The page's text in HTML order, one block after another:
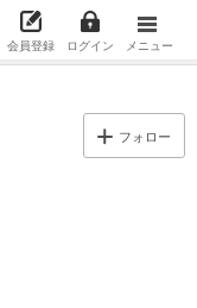
会員登録 ログイン メニュー
フォロー